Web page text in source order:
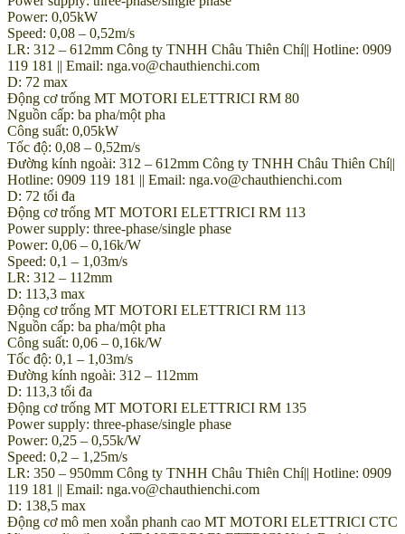
Power: 0,05kW
Speed: 0,08 – 0,52m/s
LR: 312 – 612mm Công ty TNHH Châu Thiên Chí|| Hotline: 0909
119 181 || Email: nga.vo@chauthienchi.com
D: 72 max
Động cơ trống MT MOTORI ELETTRICI RM 80
Nguồn cấp: ba pha/một pha
Công suất: 0,05kW
Tốc độ: 0,08 – 0,52m/s
Đường kính ngoài: 312 – 612mm Công ty TNHH Châu Thiên Chí||
Hotline: 0909 119 181 || Email: nga.vo@chauthienchi.com
D: 72 tối đa
Động cơ trống MT MOTORI ELETTRICI RM 113
Power supply: three-phase/single phase
Power: 0,06 – 0,16k/W
Speed: 0,1 – 1,03m/s
LR: 312 – 112mm
D: 113,3 max
Động cơ trống MT MOTORI ELETTRICI RM 113
Nguồn cấp: ba pha/một pha
Công suất: 0,06 – 0,16k/W
Tốc độ: 0,1 – 1,03m/s
Đường kính ngoài: 312 – 112mm
D: 113,3 tối đa
Động cơ trống MT MOTORI ELETTRICI RM 135
Power supply: three-phase/single phase
Power: 0,25 – 0,55k/W
Speed: 0,2 – 1,25m/s
LR: 350 – 950mm Công ty TNHH Châu Thiên Chí|| Hotline: 0909
119 181 || Email: nga.vo@chauthienchi.com
D: 138,5 max
Động cơ mô men xoắn phanh cao MT MOTORI ELETTRICI CTC